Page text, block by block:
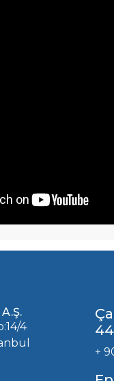
4
+